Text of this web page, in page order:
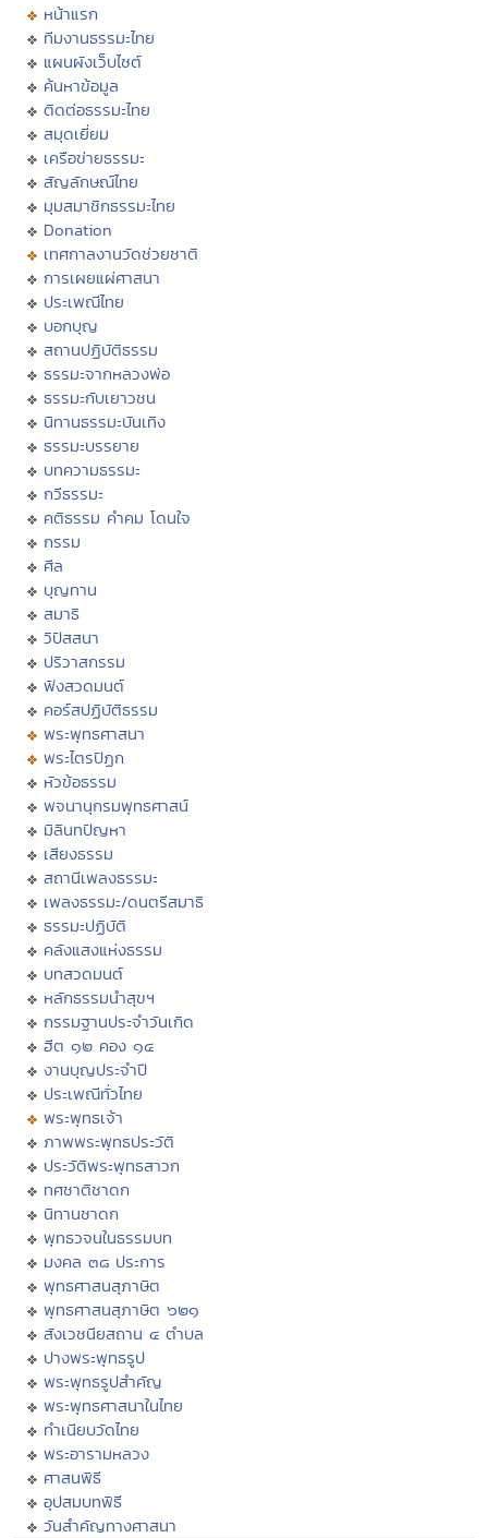
หน้าแรก
ทีมงานธรรมะไทย
แผนผังเว็บไซต์
ค้นหาข้อมูล
ติดต่อธรรมะไทย
สมุดเยี่ยม
เครือข่ายธรรมะ
สัญลักษณ์ไทย
มุมสมาชิกธรรมะไทย
Donation
เทศกาลงานวัดช่วยชาติ
การเผยแผ่ศาสนา
ประเพณีไทย
บอกบุญ
สถานปฏิบัติธรรม
ธรรมะจากหลวงพ่อ
ธรรมะกับเยาวชน
นิทานธรรมะบันเทิง
ธรรมะบรรยาย
บทความธรรมะ
กวีธรรมะ
คติธรรม คำคม โดนใจ
กรรม
ศีล
บุญทาน
สมาธิ
วิปัสสนา
ปริวาสกรรม
ฟังสวดมนต์
คอร์สปฏิบัติธรรม
พระพุทธศาสนา
พระไตรปิฏก
หัวข้อธรรม
พจนานุกรมพุทธศาสน์
มิลินทปัญหา
เสียงธรรม
สถานีเพลงธรรมะ
เพลงธรรมะ/ดนตรีสมาธิ
ธรรมะปฏิบัติ
คลังแสงแห่งธรรม
บทสวดมนต์
หลักธรรมนำสุขฯ
กรรมฐานประจำวันเกิด
ฮีต ๑๒ คอง ๑๔
งานบุญประจำปี
ประเพณีทั่วไทย
พระพุทธเจ้า
ภาพพระพุทธประวัติ
ประวัติพระพุทธสาวก
ทศชาติชาดก
นิทานชาดก
พุทธวจนในธรรมบท
มงคล ๓๘ ประการ
พุทธศาสนสุภาษิต
พุทธศาสนสุภาษิต ๖๒๑
สังเวชนียสถาน ๔ ตำบล
ปางพระพุทธรูป
พระพุทธรูปสำคัญ
พระพุทธศาสนาในไทย
ทำเนียบวัดไทย
พระอารามหลวง
ศาสนพิธี
อุปสมบทพิธี
วันสำคัญทางศาสนา